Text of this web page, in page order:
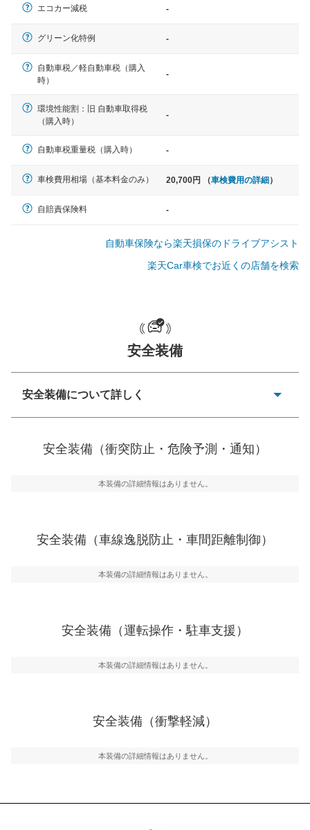
クラウン、アルファード、フォレ
カD:5 など
一般的な荷物のサイズの目安
エコカー減税 -
グリーン化特例 -
自動車税／軽自動車税（購入
時）
-
環境性能割：旧 自動車取得税
（購入時）
-
自動車税重量税（購入時） -
車検費用相場（基本料金のみ） 20,700円 （車検費用の詳細）
自賠責保険料 -
自動車保険なら楽天損保のドライブアシスト
楽天Car車検でお近くの店舗を検索
安全装備
安全装備について詳しく
ーキアシスト、ABSなどが装備されています。
車線逸脱防止
車線のはみだしやふらつきを防止するためにレーンキー
運転・駐車支援
グ・アシストやサイドブラインドモニターなどが装備さ
万が一車体が衝撃を受けたときに、運転者・同乗者を守
るSRSエアバッグシステム、プリテンショナーシートベ
安全装備（衝突防止・危険予測・通知）
本装備の詳細情報はありません。
安全装備（車線逸脱防止・車間距離制御）
本装備の詳細情報はありません。
安全装備（運転操作・駐車支援）
本装備の詳細情報はありません。
安全装備（衝撃軽減）
本装備の詳細情報はありません。